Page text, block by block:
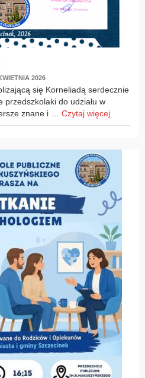
2026
się Korneliadą serdecznie
przedszkolaki do udziału w
znane i … Czytaj więcej